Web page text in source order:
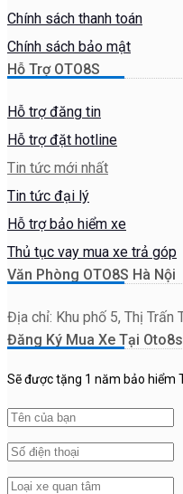
Chính sách thanh toán
Chính sách bảo mật
Hỗ Trợ OTO8S
Hỗ trợ đăng tin
Hỗ trợ đặt hotline
Tin tức mới nhất
Tin tức đại lý
Hỗ trợ bảo hiểm xe
Thủ tục vay mua xe trả góp
Văn Phòng OTO8S Hà Nội
Địa chỉ: Khu phố 5, Thị Trấn
Đăng Ký Mua Xe Tại Oto8s
Sẽ được tặng 1 năm bảo hiểm